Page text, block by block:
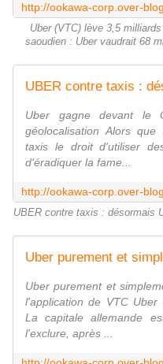
Uber (VTC) lève 3,5
saoudien : Uber vaudrait 68
Uber gagne devant le
géolocalisation Alors
taxis le droit d'utiliser
d'éradiquer la fame...
UBER contre taxis : désormais
Uber purement et
l'application de VTC Uber
La capitale allemande
l'exclure, après ...